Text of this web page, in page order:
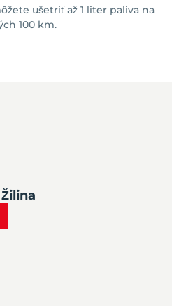
ušetriť až 1 liter paliva na
100 km.